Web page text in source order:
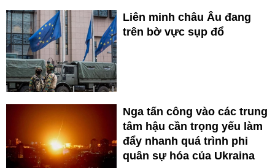
Liên minh châu Âu đang
trên bờ vực sụp đổ
Nga tấn công vào các trung
tâm hậu cần trọng yếu làm
đẩy nhanh quá trình phi
quân sự hóa của Ukraina